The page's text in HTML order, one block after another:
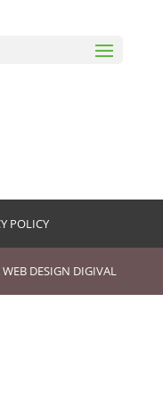
POLICY
WEB DESIGN DIGIVAL